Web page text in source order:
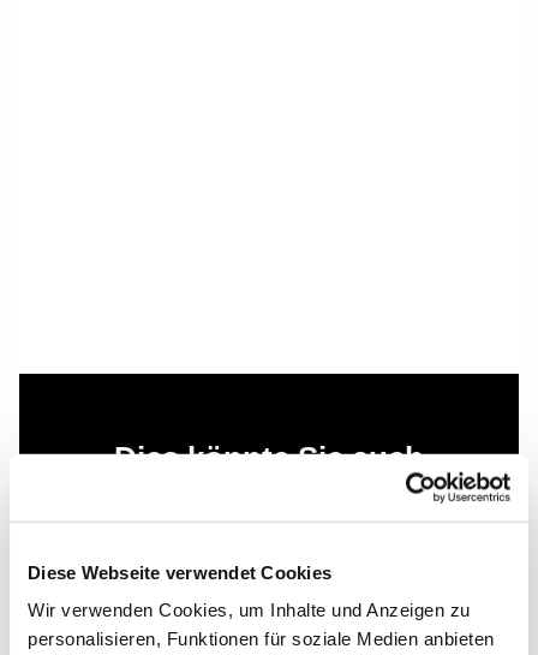
Diese Webseite verwendet Cookies
Wir verwenden Cookies, um Inhalte und Anzeigen zu
personalisieren, Funktionen für soziale Medien anbieten
Dies könnte Sie auch